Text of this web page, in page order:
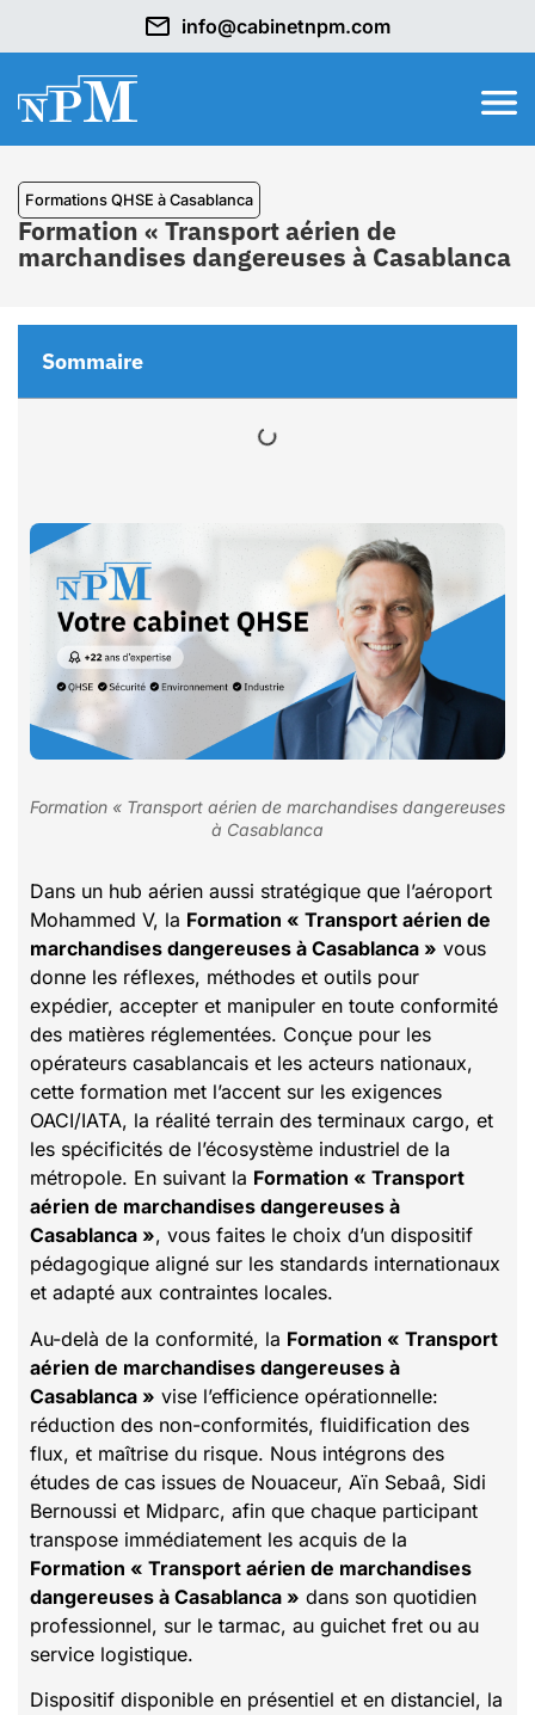
info@cabinetnpm.com
Formations QHSE à Casablanca
Formation « Transport aérien de
marchandises dangereuses à Casablanca
Formation « Transport aérien de marchandises dangereuses
à Casablanca
Dans un hub aérien aussi stratégique que l’aéroport
Mohammed V, la Formation « Transport aérien de
marchandises dangereuses à Casablanca » vous
donne les réflexes, méthodes et outils pour
expédier, accepter et manipuler en toute conformité
des matières réglementées. Conçue pour les
opérateurs casablancais et les acteurs nationaux,
cette formation met l’accent sur les exigences
OACI/IATA, la réalité terrain des terminaux cargo, et
les spécificités de l’écosystème industriel de la
métropole. En suivant la Formation « Transport
aérien de marchandises dangereuses à
Casablanca », vous faites le choix d’un dispositif
pédagogique aligné sur les standards internationaux
et adapté aux contraintes locales.
Au-delà de la conformité, la Formation « Transport
aérien de marchandises dangereuses à
Casablanca » vise l’efficience opérationnelle:
réduction des non-conformités, fluidification des
flux, et maîtrise du risque. Nous intégrons des
études de cas issues de Nouaceur, Aïn Sebaâ, Sidi
Bernoussi et Midparc, afin que chaque participant
transpose immédiatement les acquis de la
Formation « Transport aérien de marchandises
dangereuses à Casablanca » dans son quotidien
professionnel, sur le tarmac, au guichet fret ou au
service logistique.
Dispositif disponible en présentiel et en distanciel, la
Sommaire